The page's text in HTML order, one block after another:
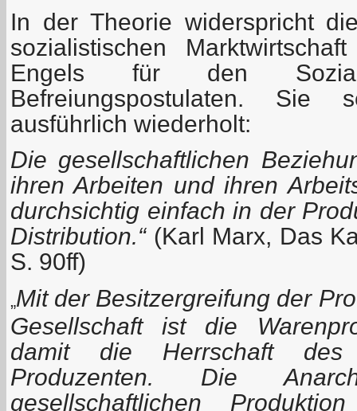
In der Theorie widerspricht
sozialistischen
Engels für den
Befreiungspostulaten. Sie
ausführlich wiederholt:
Die gesellschaftlichen
ihren Arbeiten und ihren
durchsichtig einfach in der
Distribution.“ (Karl Marx, Das
S. 90ff)
„Mit der Besitzergreifung der
Gesellschaft ist die
damit die Herrschaft
Produzenten. Die
gesellschaftlichen